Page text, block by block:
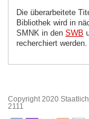
Die überarbeitete
Bibliothek wird in
SMNK in den SWB
recherchiert werden.
Copyright 2020
2111